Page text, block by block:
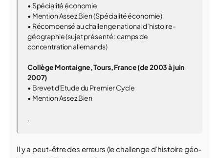
• Spécialité économie
• Mention Assez Bien (Spécialité économie)
• Récompensé au challenge national d’histoire-
géographie (sujet présenté : camps de
concentration allemands)
Collège Montaigne, Tours, France (de 2003 à juin
2007)
• Brevet d'Etude du Premier Cycle
• Mention Assez Bien
.
Il y a peut-être des erreurs (le challenge d'histoire géo-